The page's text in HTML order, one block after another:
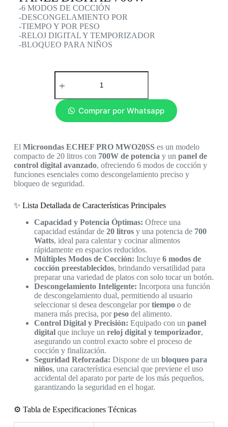
-6 MODOS DE COCCIÓN
-DESCONGELAMIENTO POR
-TIEMPO Y POR PESO
-RELOJ DIGITAL Y TEMPORIZADOR
-BLOQUEO PARA NIÑOS
Comprar por Whatsapp
El Microondas ECHEF PRO MWO20SSes un modelo
compacto de 20 litros con 700W de potencia y un panel de
control digital avanzado, ofreciendo 6 modos de cocción y
funciones esenciales como descongelamiento preciso y
bloqueo de seguridad.
✨ Lista Detallada de Características Principales
Capacidad y Potencia Óptimas: Ofrece una
capacidad estándar de 20 litrosy una potencia de 700
Watts, ideal para calentar y cocinar alimentos
rápidamente en espacios reducidos.
Múltiples Modos de Cocción: Incluye 6 modos de
cocción preestablecidos, brindando versatilidad para
preparar una variedad de platos con solo tocar un botón.
Descongelamiento Inteligente: Incorpora una función
de descongelamiento dual, permitiendo al usuario
seleccionar si desea descongelar portiempoo de
manera más precisa, porpesodel alimento.
Control Digital y Precisión: Equipado con un panel
digitalque incluye un reloj digital y temporizador,
asegurando un control exacto sobre el proceso de
cocción y finalización.
Seguridad Reforzada: Dispone de un bloqueo para
niños, una característica esencial que previene el uso
accidental del aparato por parte de los más pequeños,
garantizando la seguridad en el hogar.
⚙️ Tabla de Especificaciones Técnicas